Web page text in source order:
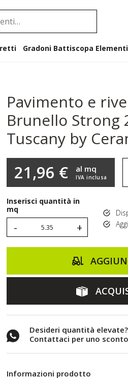
Gradoni Battiscopa
Pavimento e
Brunello Strong
Tuscany by
21,96 € IVA inclusa
al mq
Inserisci quantità in
mq
- +
Desideri quantità elevate?
Contattaci per uno sconto
Informazioni prodotto